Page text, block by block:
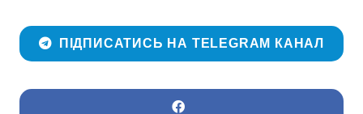
ПІДПИСАТИСЬ НА TELEGRAM КАНАЛ